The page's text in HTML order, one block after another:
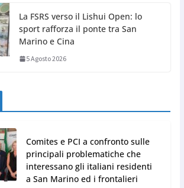
La FSRS verso il Lishui Open: lo
sport rafforza il ponte tra San
Marino e Cina
5 Agosto 2026
Comites e PCI a confronto sulle
principali problematiche che
interessano gli italiani residenti
a San Marino ed i frontalieri